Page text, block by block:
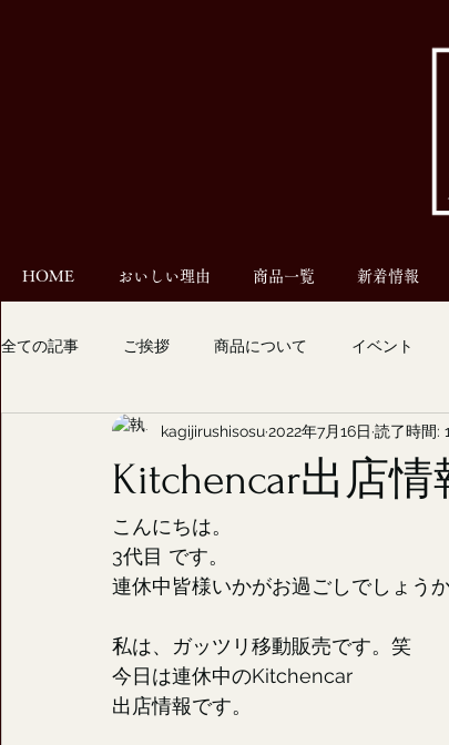
HOME おいしい理由 商品一覧 新着情報
全ての記事 ご挨拶 商品について イベント
Kitchencar出店情
kagijirushisosu2022年7月16日 読了時間:
こんにちは。
3代目 です。
連休中皆様いかがお過ごしでしょう
私は、ガッツリ移動販売です。笑
今日は連休中のKitchencar
出店情報です。